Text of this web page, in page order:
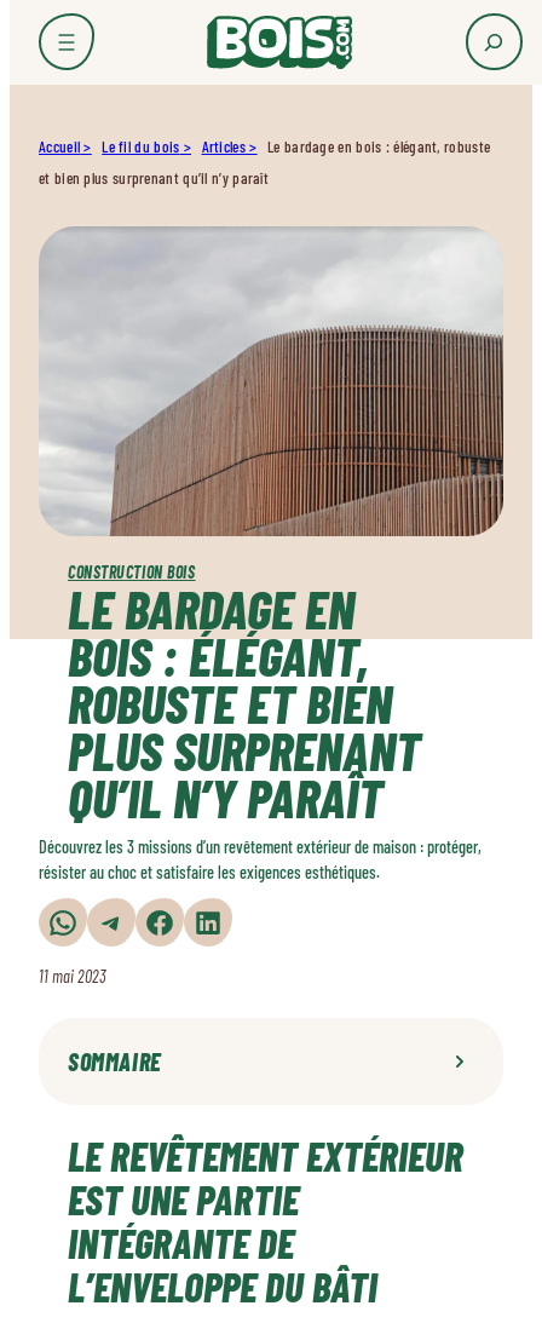
Accueil Le fil du bois Articles
Le bardage en bois : élégant, robuste
et bien plus surprenant qu’il n’y paraît
CONSTRUCTION BOIS
LE BARDAGE EN
BOIS : ÉLÉGANT,
ROBUSTE ET BIEN
PLUS SURPRENANT
QU’IL N’Y PARAÎT
Découvrez les 3 missions d’un revêtement extérieur de maison : protéger,
résister au choc et satisfaire les exigences esthétiques.
Partager sur WhatsApp Partager sur Telegram Partager sur Facebook Partager sur LinkedIn
11 mai 2023
SOMMAIRE
bâti
Les fonctions du revêtement extérieur
Les nombreux atouts du bois
LE REVÊTEMENT EXTÉRIEUR
EST UNE PARTIE
INTÉGRANTE DE
L’ENVELOPPE DU BÂTI